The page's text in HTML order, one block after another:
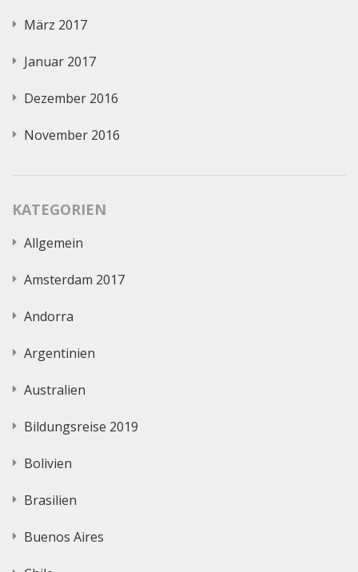
März 2017
Januar 2017
Dezember 2016
November 2016
KATEGORIEN
Allgemein
Amsterdam 2017
Andorra
Argentinien
Australien
Bildungsreise 2019
Bolivien
Brasilien
Buenos Aires